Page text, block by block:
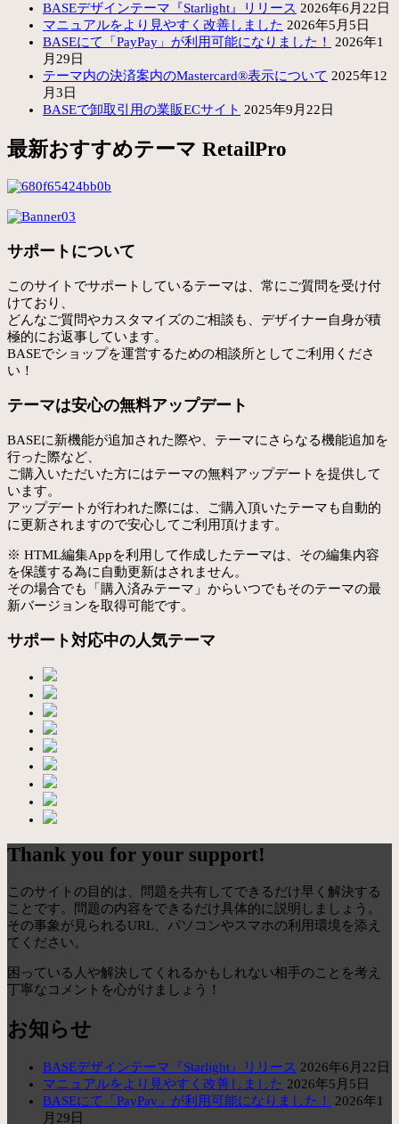
BASEデザインテーマ『Starlight』リリース 2026年6月22日
マニュアルをより見やすく改善しました 2026年5月5日
BASEにて「PayPay」が利用可能になりました！
2026年1
月29日
テーマ内の決済案内のMastercard®表示について 2025年12
月3日
BASEで卸取引用の業販ECサイト 2025年9月22日
最新おすすめテーマ RetailPro
サポートについて
このサイトでサポートしているテーマは、常にご質問を受け付
けており、
どんなご質問やカスタマイズのご相談も、デザイナー自身が積
極的にお返事しています。
BASEでショップを運営するための相談所としてご利用くださ
い！
テーマは安心の無料アップデート
BASEに新機能が追加された際や、テーマにさらなる機能追加を
行った際など、
ご購入いただいた方にはテーマの無料アップデートを提供して
います。
アップデートが行われた際には、ご購入頂いたテーマも自動的
に更新されますので安心してご利用頂けます。
※ HTML編集Appを利用して作成したテーマは、その編集内容
を保護する為に自動更新はされません。
その場合でも「購入済みテーマ」からいつでもそのテーマの最
新バージョンを取得可能です。
サポート対応中の人気テーマ
Thank you for your support!
このサイトの目的は、問題を共有してできるだけ早く解決する
ことです。問題の内容をできるだけ具体的に説明しましょう。
その事象が見られるURL、パソコンやスマホの利用環境を添え
てください。
困っている人や解決してくれるかもしれない相手のことを考え
丁寧なコメントを心がけましょう！
お知らせ
BASEデザインテーマ『Starlight』リリース 2026年6月22日
マニュアルをより見やすく改善しました 2026年5月5日
BASEにて「PayPay」が利用可能になりました！
2026年1
月29日